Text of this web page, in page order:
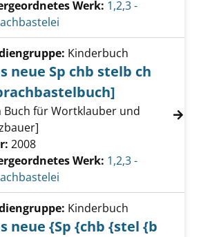
Werk: 1,2,3 -
Kinderbuch
neue Sp chb stelb ch
Buch für Wortklauber und
2008
Werk: 1,2,3 -
Kinderbuch
neue {Sp {chb {stel {b